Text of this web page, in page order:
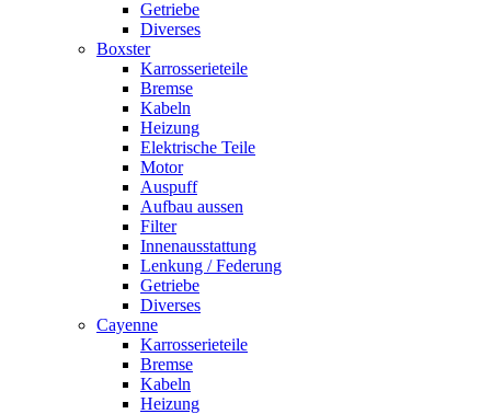
Getriebe
Diverses
Boxster
Karrosserieteile
Bremse
Kabeln
Heizung
Elektrische Teile
Motor
Auspuff
Aufbau aussen
Filter
Innenausstattung
Lenkung / Federung
Getriebe
Diverses
Cayenne
Karrosserieteile
Bremse
Kabeln
Heizung